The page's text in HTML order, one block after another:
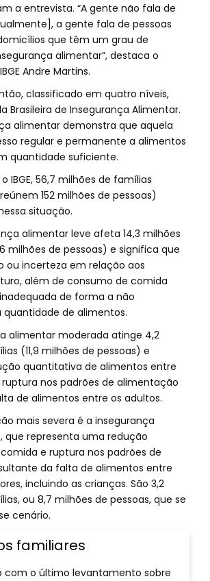
a entrevista. “A gente não fala de
a gente fala de pessoas
que têm um grau de
alimentar”, destaca o
Andre Martins.
classificado em quatro níveis,
Brasileira de Insegurança Alimentar.
alimentar demonstra que aquela
regular e permanente a alimentos
quantidade suficiente.
IBGE, 56,7 milhões de famílias
152 milhões de pessoas)
situação.
alimentar leve afeta 14,3 milhões
milhões de pessoas) e significa que
ou incerteza em relação aos
além de consumo de comida
de forma a não
de alimentos.
alimentar moderada atinge 4,2
(11,9 milhões de pessoas) e
quantitativa de alimentos entre
nos padrões de alimentação
de alimentos entre os adultos.
mais severa é a insegurança
que representa uma redução
e ruptura nos padrões de
da falta de alimentos entre
incluindo as crianças. São 3,2
ou 8,7 milhões de pessoas, que se
cenário.
familiares
com o último levantamento sobre